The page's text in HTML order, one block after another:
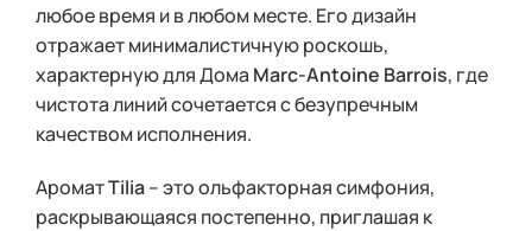
любое время и в любом месте. Его дизайн
отражает минималистичную роскошь,
характерную для Дома Marc-Antoine Barrois, где
чистота линий сочетается с безупречным
качеством исполнения.
АроматTilia– это ольфакторная симфония,
раскрывающаяся постепенно, приглашая к